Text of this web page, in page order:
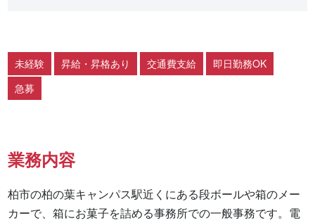
未経験 昇給・昇格あり 交通費支給
即日勤務OK
急募
業務内容
柏市の柏の葉キャンパス駅近くにある段ボールや箱のメー
カーで、箱にお菓子を詰める事務所での一般事務です。電